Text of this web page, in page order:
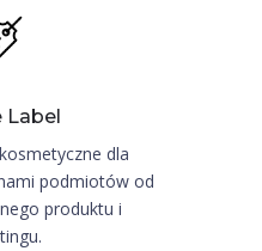
Label
dla
podmiotów od
produktu i